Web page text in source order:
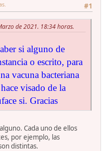
#1
de 2021. 18:34 horas.
si alguno de
o escrito, para
vacuna bacteriana
visado de la
si. Gracias
Cada uno de ellos
por ejemplo, las
distintas.